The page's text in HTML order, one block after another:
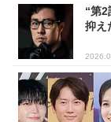
“第
抑え